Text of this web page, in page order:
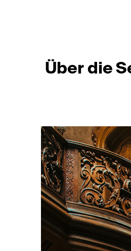
Über die